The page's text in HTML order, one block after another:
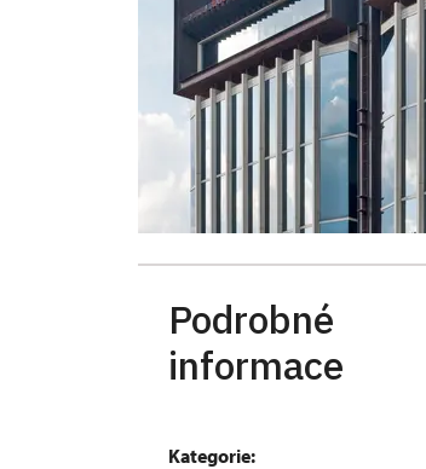
Podrobné
informace
Kategorie: